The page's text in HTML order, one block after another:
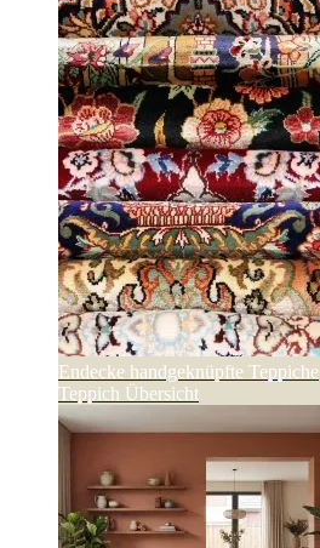
Endecke handgeknüpfte Teppiche
Teppich Übersicht